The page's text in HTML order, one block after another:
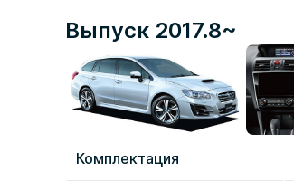
Выпуск 2017.8~
Комплектация